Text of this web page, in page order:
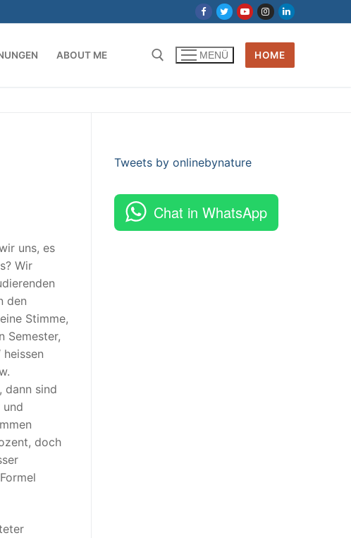
ABOUT ME MENÜ HOME
uns, es
Wir
den
Stimme,
Semester,
dann sind
doch
Tweets by onlinebynature
Chat in WhatsApp